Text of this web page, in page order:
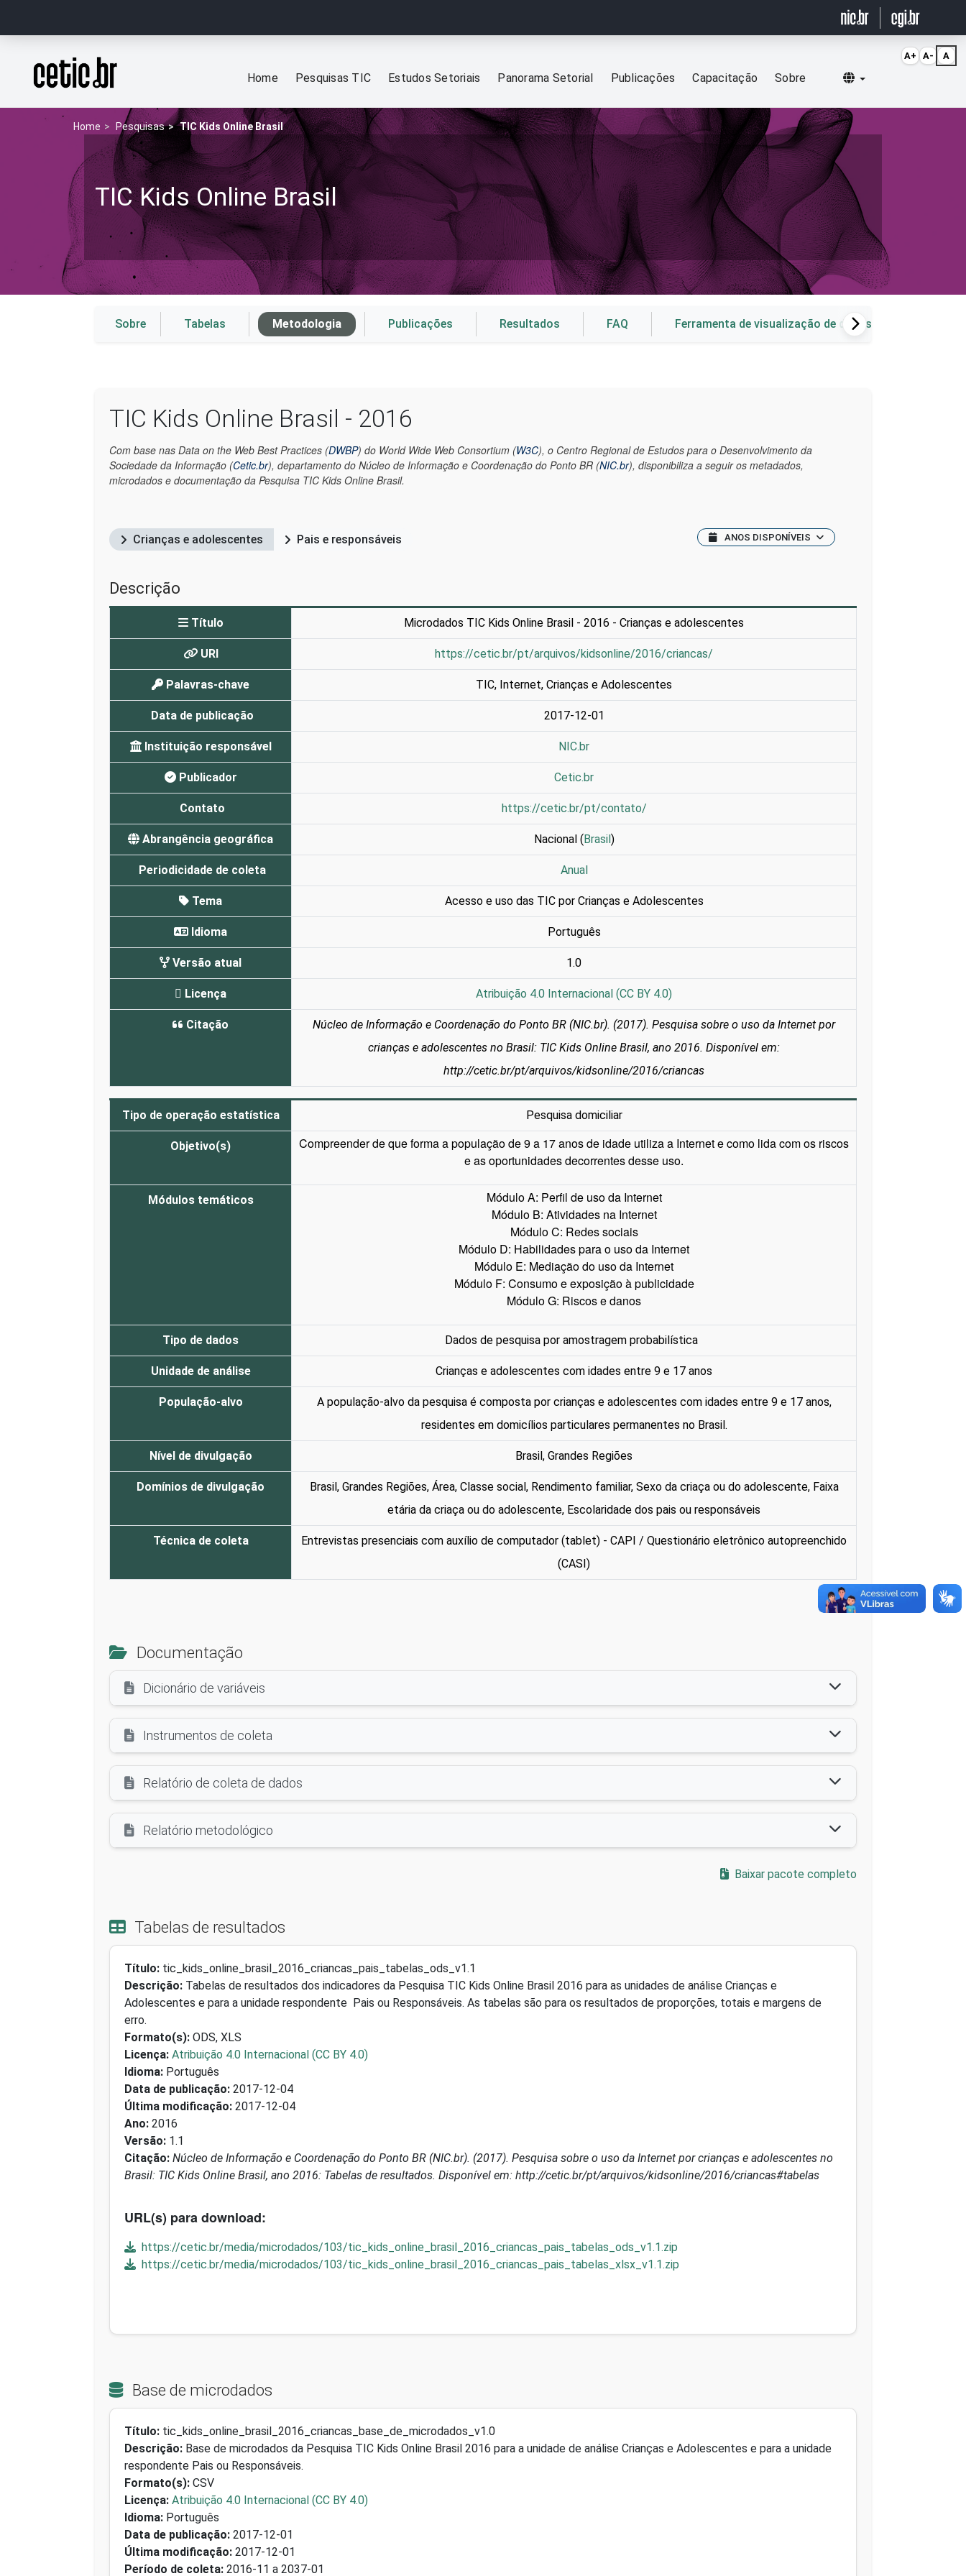
Página inicial
Home Pesquisas TIC Estudos Setoriais Panorama Setorial Publicações Capacitação Sobre Selecionar idioma
Home Pesquisas TIC Kids Online Brasil
TIC Kids Online Brasil
Sobre Tabelas Metodologia Publicações Resultados FAQ Ferramenta de visualização de dados
TIC Kids Online Brasil - 2016
Com base nas Data on the Web Best Practices (DWBP) do World Wide Web Consortium (W3C), o Centro Regional de Estudos para o Desenvolvimento da
Sociedade da Informação (Cetic.br), departamento do Núcleo de Informação e Coordenação do Ponto BR (NIC.br), disponibiliza a seguir os metadados,
microdados e documentação da Pesquisa TIC Kids Online Brasil.
Crianças e adolescentes Pais e responsáveis ANOS DISPONÍVEIS
Descrição
Título Microdados TIC Kids Online Brasil - 2016 - Crianças e adolescentes
URI https://cetic.br/pt/arquivos/kidsonline/2016/criancas/
Palavras-chave TIC, Internet, Crianças e Adolescentes
Data de publicação 2017-12-01
Instituição responsável NIC.br
Publicador Cetic.br
Contato https://cetic.br/pt/contato/
Abrangência geográfica Nacional ( Brasil )
Periodicidade de coleta Anual
Tema Acesso e uso das TIC por Crianças e Adolescentes
Idioma Português
Versão atual 1.0
Licença Atribuição 4.0 Internacional (CC BY 4.0)
Citação
Núcleo de Informação e Coordenação do Ponto BR (NIC.br). (2017). Pesquisa sobre o uso da Internet por
crianças e adolescentes no Brasil: TIC Kids Online Brasil, ano 2016. Disponível em:
http://cetic.br/pt/arquivos/kidsonline/2016/criancas
Tipo de operação estatística Pesquisa domiciliar
Objetivo(s)
Compreender de que forma a população de 9 a 17 anos de idade utiliza a Internet e como lida com os riscos
e as oportunidades decorrentes desse uso.
Módulos temáticos
Módulo A: Perfil de uso da Internet
Módulo B: Atividades na Internet
Módulo C: Redes sociais
Módulo D: Habilidades para o uso da Internet
Módulo E: Mediação do uso da Internet
Módulo F: Consumo e exposição à publicidade
Módulo G: Riscos e danos
Tipo de dados Dados de pesquisa por amostragem probabilística
Unidade de análise Crianças e adolescentes com idades entre 9 e 17 anos
População-alvo
A população-alvo da pesquisa é composta por crianças e adolescentes com idades entre 9 e 17 anos,
residentes em domicílios particulares permanentes no Brasil.
Nível de divulgação Brasil, Grandes Regiões
Domínios de divulgação
Brasil, Grandes Regiões, Área, Classe social, Rendimento familiar, Sexo da criaça ou do adolescente, Faixa
etária da criaça ou do adolescente, Escolaridade dos pais ou responsáveis
Técnica de coleta
Entrevistas presenciais com auxílio de computador (tablet) - CAPI / Questionário eletrônico autopreenchido
(CASI)
Documentação
Dicionário de variáveis
Instrumentos de coleta
Relatório de coleta de dados
Relatório metodológico
Baixar pacote completo
Tabelas de resultados
Título: tic_kids_online_brasil_2016_criancas_pais_tabelas_ods_v1.1
Descrição: Tabelas de resultados dos indicadores da Pesquisa TIC Kids Online Brasil 2016 para as unidades de análise Crianças e
Adolescentes e para a unidade respondente Pais ou Responsáveis. As tabelas são para os resultados de proporções, totais e margens de
erro.
Formato(s): ODS, XLS
Licença: Atribuição 4.0 Internacional (CC BY 4.0)
Idioma: Português
Data de publicação: 2017-12-04
Última modificação: 2017-12-04
Ano: 2016
Versão: 1.1
Citação: Núcleo de Informação e Coordenação do Ponto BR (NIC.br). (2017). Pesquisa sobre o uso da Internet por crianças e adolescentes no
Brasil: TIC Kids Online Brasil, ano 2016: Tabelas de resultados. Disponível em: http://cetic.br/pt/arquivos/kidsonline/2016/criancas#tabelas
URL(s) para download:
https://cetic.br/media/microdados/103/tic_kids_online_brasil_2016_criancas_pais_tabelas_ods_v1.1.zip
https://cetic.br/media/microdados/103/tic_kids_online_brasil_2016_criancas_pais_tabelas_xlsx_v1.1.zip
Base de microdados
Título: tic_kids_online_brasil_2016_criancas_base_de_microdados_v1.0
Descrição: Base de microdados da Pesquisa TIC Kids Online Brasil 2016 para a unidade de análise Crianças e Adolescentes e para a unidade
respondente Pais ou Responsáveis.
Formato(s): CSV
Licença: Atribuição 4.0 Internacional (CC BY 4.0)
Idioma: Português
Data de publicação: 2017-12-01
Última modificação: 2017-12-01
Período de coleta: 2016-11 a 2037-01
A+ A- A